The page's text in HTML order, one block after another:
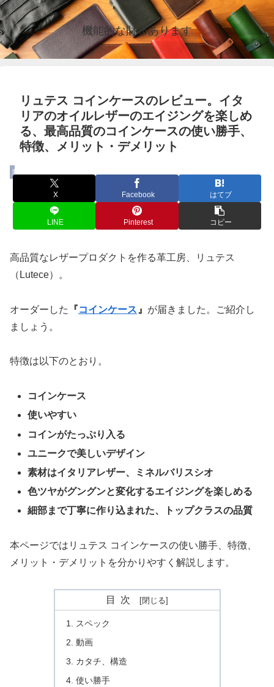
機能的な財布あります
リュテス コインケースのレビュー。イタ
リアのオイルレザーのエイジングを楽しめ
る、最高品質のコインケースの使い勝手、
特徴、メリット・デメリット
財布
X Facebook はてブ
LINE Pinterest コピー
高品質なレザープロダクトを作る革工房、リュテス
（Lutece）。
オーダーした 『コインケース 』 が届きました。ご紹介し
ましょう。
特徴は以下のとおり。
コインケース
使いやすい
コインがたっぷり入る
ユニークで美しいデザイン
素材はイタリアレザー、ミネルバリスシオ
色ツヤがグングンと変化するエイジングを楽しめる
細部まで丁寧に作り込まれた、トップクラスの品質
本ページではリュテス コインケースの使い勝手、特徴、
メリット・デメリットを分かりやすく解説します。
目次
スペック
動画
カタチ、構造
使い勝手